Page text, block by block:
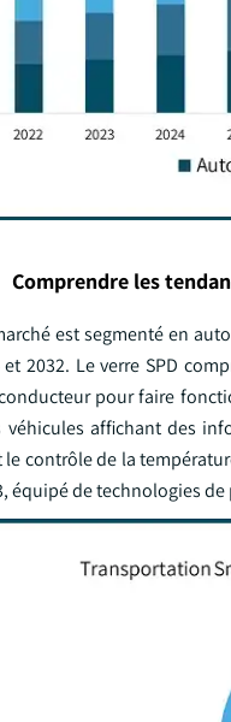
Comprendre les
est segmenté en
2032. Le verre SPD
pour faire
véhicules affichant des
contrôle de la
équipé de technologies